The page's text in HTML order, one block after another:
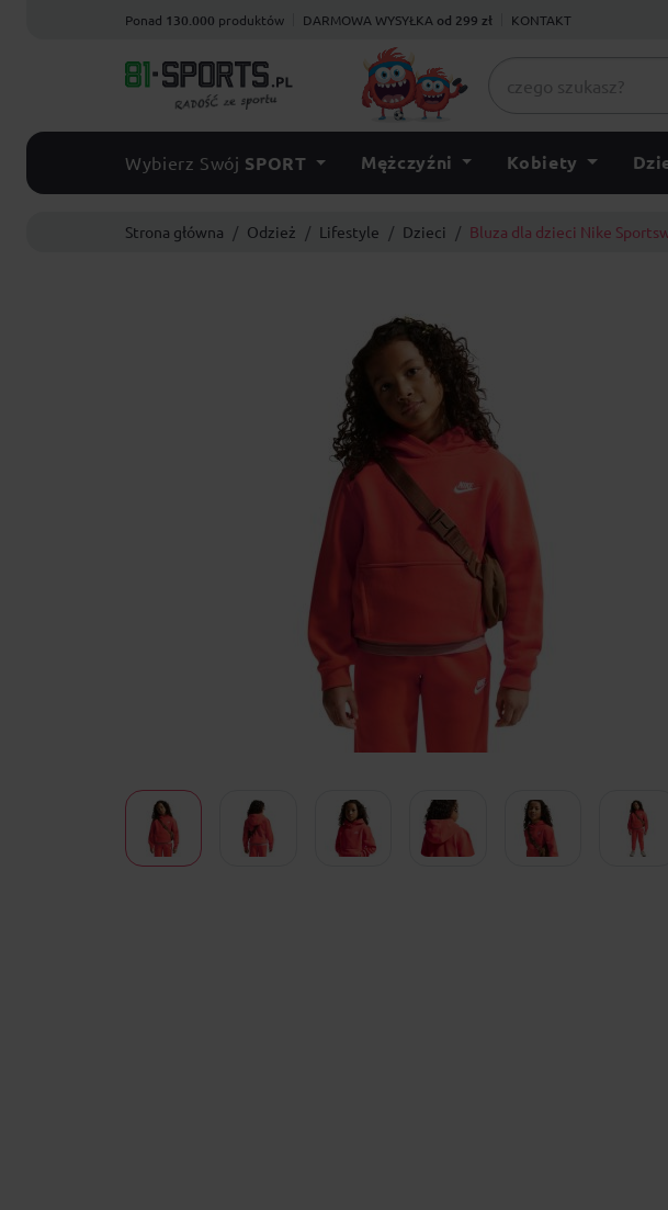
Ponad 130.000 produktów DARMOWA WYSYŁKA od 299 zł KONTAKT
Wybierz Swój SPORT Mężczyźni Kobiety
Strona główna Odzież Lifestyle Dzieci Bluza dla dzieci Nike